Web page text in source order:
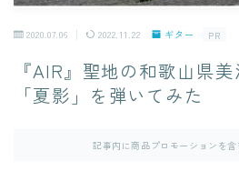
2020.07.06 2022.11.22 ギター PR
『AIR』聖地の和歌山県
「夏影」を弾いてみた
記事内に商品プロモーションを